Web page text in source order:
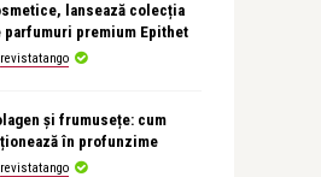
lansează colecția
parfumuri premium Epithet
revistatango
și frumusețe: cum
în profunzime
revistatango